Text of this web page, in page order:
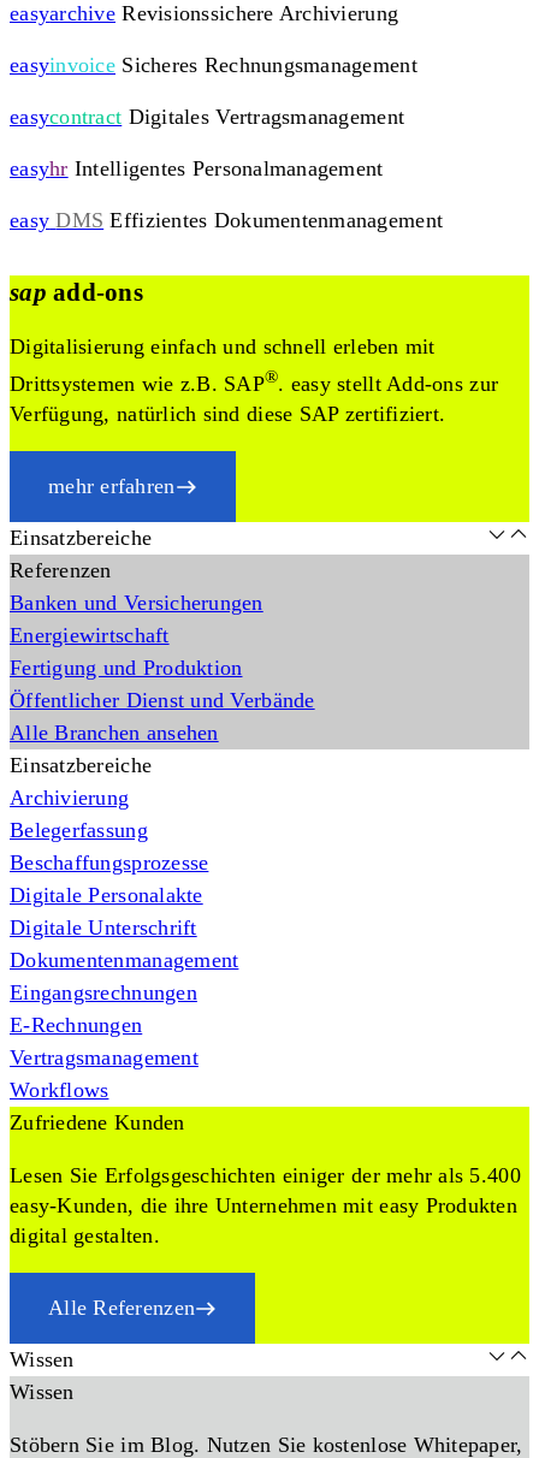
easyarchive Revisionssichere Archivierung
easyinvoice Sicheres Rechnungsmanagement
easycontract Digitales Vertragsmanagement
easyhr Intelligentes Personalmanagement
easy DMS Effizientes Dokumentenmanagement
sap add-ons
Digitalisierung einfach und schnell erleben mit
Drittsystemen wie z.B. SAP®. easy stellt Add-ons zur
Verfügung, natürlich sind diese SAP zertifiziert.
mehr erfahren
Einsatzbereiche
Referenzen
Banken und Versicherungen
Energiewirtschaft
Fertigung und Produktion
Öffentlicher Dienst und Verbände
Alle Branchen ansehen
Einsatzbereiche
Archivierung
Belegerfassung
Beschaffungsprozesse
Digitale Personalakte
Digitale Unterschrift
Dokumentenmanagement
Eingangsrechnungen
E-Rechnungen
Vertragsmanagement
Workflows
Zufriedene Kunden
Lesen Sie Erfolgsgeschichten einiger der mehr als 5.400
easy-Kunden, die ihre Unternehmen mit easy Produkten
digital gestalten.
Alle Referenzen
Wissen
Wissen
Stöbern Sie im Blog. Nutzen Sie kostenlose Whitepaper,